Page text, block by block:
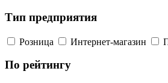
Тип предприятия
Розница Интернет-магазин
По рейтингу